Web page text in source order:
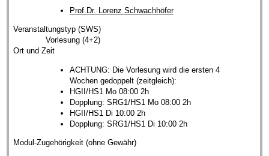
Prof.Dr. Lorenz Schwachhöfer
Veranstaltungstyp (SWS)
Vorlesung (4+2)
Ort und Zeit
ACHTUNG: Die Vorlesung wird die ersten 4
Wochen gedoppelt (zeitgleich):
HGII/HS1 Mo 08:00 2h
Dopplung: SRG1/HS1 Mo 08:00 2h
HGII/HS1 Di 10:00 2h
Dopplung: SRG1/HS1 Di 10:00 2h
Modul-Zugehörigkeit (ohne Gewähr)